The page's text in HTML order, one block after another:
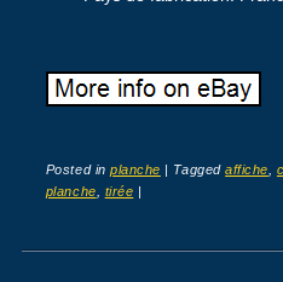
Posted inplanche | Taggedaffiche
planche
tirée |